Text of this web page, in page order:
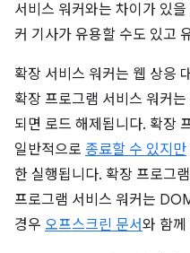
서비스 워커와는 차이가 있
커 기사가 유용할 수도 있고
확장 서비스 워커는 웹 상응
확장 프로그램 서비스 워커
되면 로드 해제됩니다. 확장
일반적으로 종료할 수 있지만
한 실행됩니다. 확장 프로그
프로그램 서비스 워커는
경우 오프스크린 문서와 함